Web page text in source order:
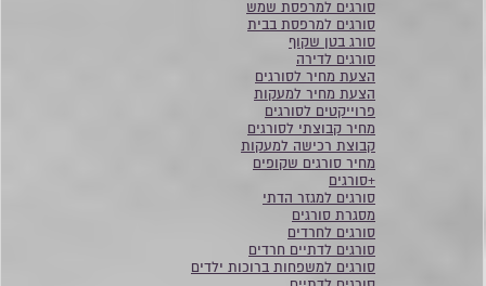
סורגים למרפסת שמש
סורגים למרפסת בבית
סורג בטן שקוף
סורגים לדירה
הצעת מחיר לסורגים
הצעת מחיר למעקות
פרוייקטים לסורגים
מחיר קבוצתי לסורגים
קבוצת רכישה למעקות
מחיר סורגים שקופים
+סורגים
סורגים למגזר הדתי
מסגרת סורגים
סורגים לחרדים
סורגים לדתיים חרדים
סורגים למשפחות ברוכות ילדים